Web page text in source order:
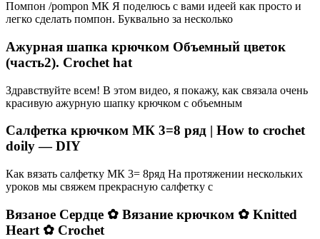
Помпон /pompon МК Я поделюсь с вами идеей как просто и
легко сделать помпон. Буквально за несколько
Ажурная шапка крючком Объемный цветок
(часть2). Crochet hat
Здравствуйте всем! В этом видео, я покажу, как связала очень
красивую ажурную шапку крючком с объемным
Салфетка крючком МК 3=8 ряд | How to crochet
doily — DIY
Как вязать салфетку МК 3= 8ряд На протяжении нескольких
уроков мы свяжем прекрасную салфетку с
Вязаное Сердце ✿ Вязание крючком ✿ Knitted
Heart ✿ Crochet